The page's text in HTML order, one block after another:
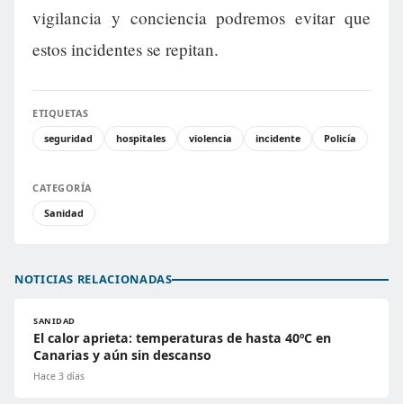
vigilancia y conciencia podremos evitar que
estos incidentes se repitan.
ETIQUETAS
seguridad
hospitales violencia incidente Policía
CATEGORÍA
Sanidad
NOTICIAS RELACIONADAS
SANIDAD
El calor aprieta: temperaturas de hasta 40ºC en
Canarias y aún sin descanso
Hace 3 días